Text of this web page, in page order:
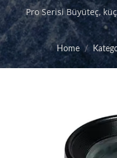
Hassas
Pro Serisi Büyüteç,
TayBüyüteç
sunan ve
Home /